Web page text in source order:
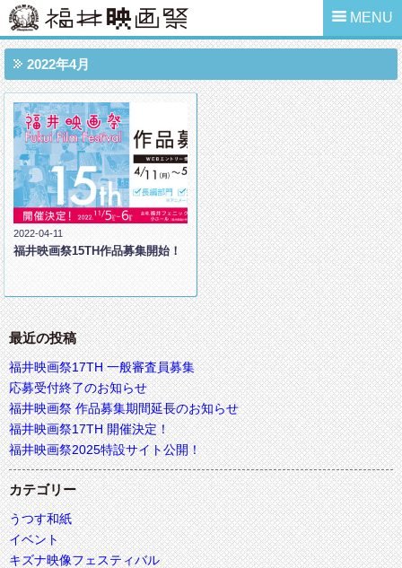
MENU
2022年4月
2022-04-11
福井映画祭15TH作品募集開始！
最近の投稿
福井映画祭17TH 一般審査員募集
応募受付終了のお知らせ
福井映画祭 作品募集期間延長のお知らせ
福井映画祭17TH 開催決定！
福井映画祭2025特設サイト公開！
カテゴリー
うつす和紙
イベント
キズナ映像フェスティバル